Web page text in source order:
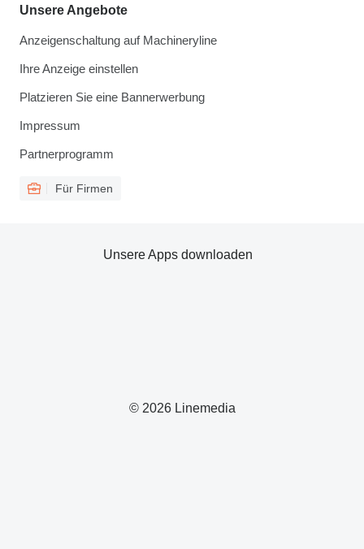
Unsere Angebote
Anzeigenschaltung auf Machineryline
Ihre Anzeige einstellen
Platzieren Sie eine Bannerwerbung
Impressum
Partnerprogramm
Für Firmen
© 2026 Linemedia
Unsere Apps downloaden